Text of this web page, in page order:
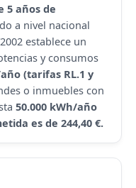
5 años de
a nivel nacional
establece un
y consumos
(tarifas RL.1 y
o inmuebles con
50.000 kWh/año
es de 244,40 €.